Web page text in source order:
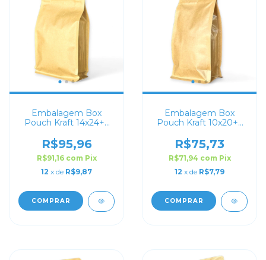
Embalagem Box
Pouch Kraft 14x24+6
R$95,96
R$91,16 com Pix
12 x de R$9,87
COMPRAR
Embalagem Box
Pouch Kraft 10x20+6
R$75,73
R$71,94 com Pix
12 x de R$7,79
COMPRAR